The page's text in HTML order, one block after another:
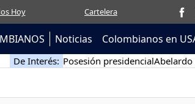
Hoy Cartelera
Noticias Colombianos en
De Interés: Posesión presidencialAbelardo